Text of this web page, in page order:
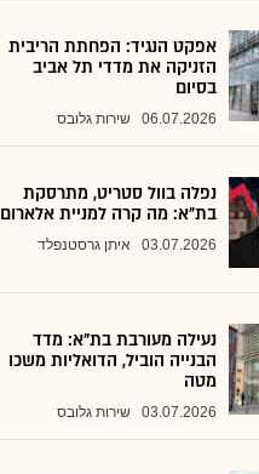
אפקט הנגיד: הפחתת הריבית
הזניקה את מדדי תל אביב
בסיום
06.07.2026 שירות גלובס
נפלה בוול סטריט, מתרסקת
בת״א: מה קרה למניית אלארום
03.07.2026 איתן גרסטנפלד
נעילה מעורבת בת"א: מדד
הבנייה הוביל, הדואליות משכו
מטה
03.07.2026 שירות גלובס